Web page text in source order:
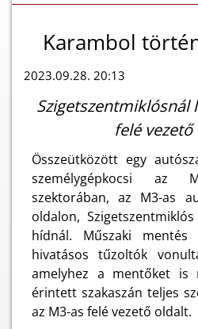
Karambol
2023.09.28. 20:13
Szigetszentmiklósnál
felé
Összeütközött egy
személygépkocsi az
szektorában, az M3-as
oldalon,
hídnál. Műszaki
hivatásos tűzoltók
amelyhez a mentőket is
érintett szakaszán teljes
az M3-as felé vezető oldalt.